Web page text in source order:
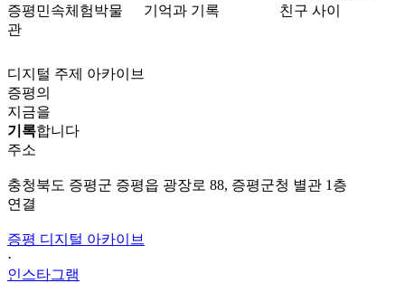
증평민속체험박물
관
기억과 기록
친구 사이
디지털 주제 아카이브
증평의
지금을
기록합니다
주소
충청북도 증평군 증평읍 광장로 88, 증평군청 별관 1층
연결
증평 디지털 아카이브
·
인스타그램